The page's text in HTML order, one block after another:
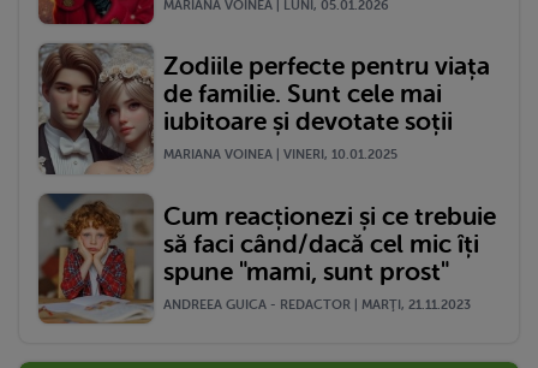
MARIANA VOINEA | LUNI, 05.01.2026
Zodiile perfecte pentru viața
de familie. Sunt cele mai
iubitoare și devotate soții
MARIANA VOINEA | VINERI, 10.01.2025
Cum reacționezi și ce trebuie
să faci când/dacă cel mic îți
spune "mami, sunt prost"
ANDREEA GUICA - REDACTOR | MARŢI, 21.11.2023